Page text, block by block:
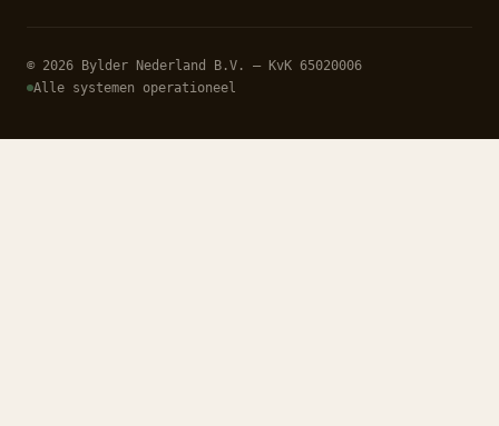
© 2026 Bylder Nederland B.V. — KvK 65020006
Alle systemen operationeel